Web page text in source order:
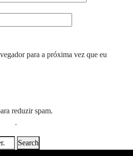
para a próxima vez que eu
reduzir spam.
.
Search